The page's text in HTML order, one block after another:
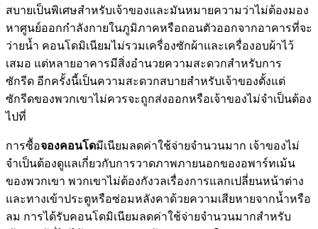
สบายเป็นพิเศษสำหรับเจ้าของและมันหมายความว่าไม่ต้องมอง
หาศูนย์ออกกำลังกายในภูมิภาคหรือถอนตัวออกจากอาคารที่จะ
ว่ายน้ำ คอนโดมิเนียมไม่รวมเครื่องซักผ้าและเครื่องอบผ้าไว้
เสมอ แต่หลายอาคารมีสิ่งอำนวยความสะดวกสำหรับการ
ซักรีด อีกครั้งนี้เป็นความสะดวกสบายสำหรับเจ้าของตั้งแต่
ซักรีดของพวกเขาไม่ควรจะถูกส่งออกหรือเจ้าของไม่จำเป็นต้อง
ไปที่
การซื้อจองคอนโดมีเนียมลดค่าใช้จ่ายจำนวนมาก เจ้าของไม่
จำเป็นต้องดูแลเกี่ยวกับการวาดภาพภายนอกของอพาร์ทเม้น
ของพวกเขา พวกเขาไม่ต้องกังวลเรื่องการแลกเปลี่ยนหน้าต่าง
และทางเข้าประตูหรือซ่อมหลังคาด้วยความเสียหายจากน้ำหรือ
ลม การได้รับคอนโดมิเนียมลดค่าใช้จ่ายจำนวนมากสำหรับ